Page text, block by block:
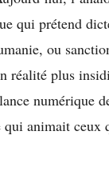
qui prétend
ou
réalité plus
numérique
animait ceux